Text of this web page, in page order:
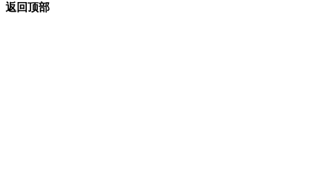
返回顶部